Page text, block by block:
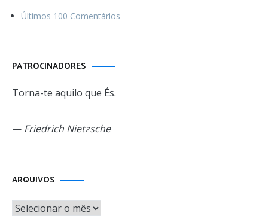
Últimos 100 Comentários
PATROCINADORES
Torna-te aquilo que És.
— Friedrich Nietzsche
ARQUIVOS Arquivos